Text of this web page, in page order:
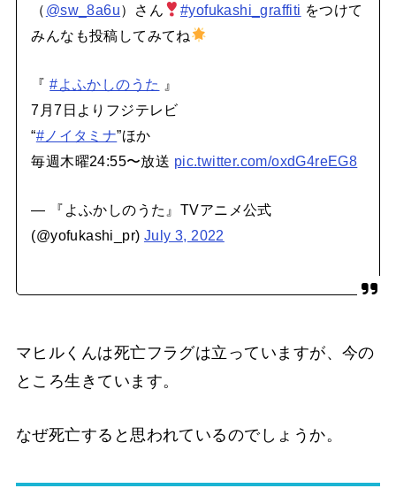
（ @sw_8a6u）さん #yofukashi_graffiti をつけて
みんなも投稿してみてね
『#よふかしのうた
』
7月7日よりフジテレビ
“#ノイタミナ”ほか
毎週木曜24:55〜放送 pic.twitter.com/oxdG4reEG8
— 『よふかしのうた』TVアニメ公式
(@yofukashi_pr) July 3, 2022
マヒルくんは死亡フラグは立っていますが、今の
ところ生きています。
なぜ死亡すると思われているのでしょうか。